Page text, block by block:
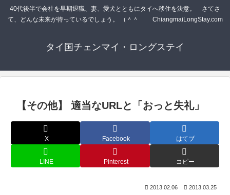
40代後半で会社を早期退職、妻、愛犬とともにタイへ移住を決意。 さてさ
て、どんな未来が待っているでしょう。 （＾＾ゞ ChiangmaiLongStay.com
タイ国チェンマイ・ロングステイ
【その他】 適当なURLと「おっと失礼」
X Facebook はてブ
LINE Pinterest コピー
2013.02.06 2013.03.25